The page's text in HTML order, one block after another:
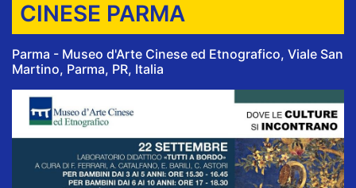
CINESE PARMA
Parma - Museo d'Arte Cinese ed Etnografico, Viale San
Martino, Parma, PR, Italia